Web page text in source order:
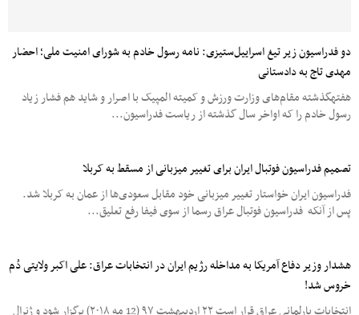
دو فدراسیون زیر تیغ اسراییل‌ستیزی: نامه رسول خادم به شورای‎ امنیت ملی؛ احضار
مهدی تاج به دادستانی
هفته‎گذشته مقام‌های وزارت ورزش و کمیته‏ المپیک با اصرار و شاید هم فشار زیاد
رسول خادم را که اواخر سال گذشته از ریاست فدراسیون...
تصمیم فدراسیون فوتبال ایران برای تغییر میزبانی از مسقط به کربلا
فدراسیون ایران خواستار تغییر میزبانی خود مقابل سعودی‌ها از عمان به کربلا شد.
پس از آنکه فدراسیون فوتبال عراق رسما از سوی فیفا رفع تعلیق...
خروس شد!